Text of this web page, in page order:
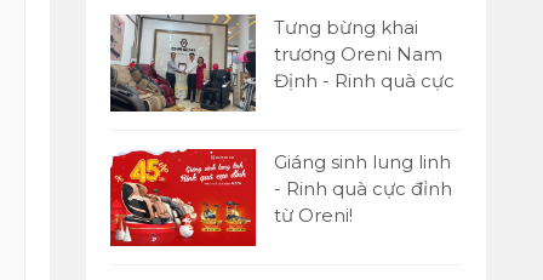
Tưng bừng khai
trương Oreni Nam
Định - Rinh quà cực
Giáng sinh lung linh
- Rinh quà cực đỉnh
từ Oreni!